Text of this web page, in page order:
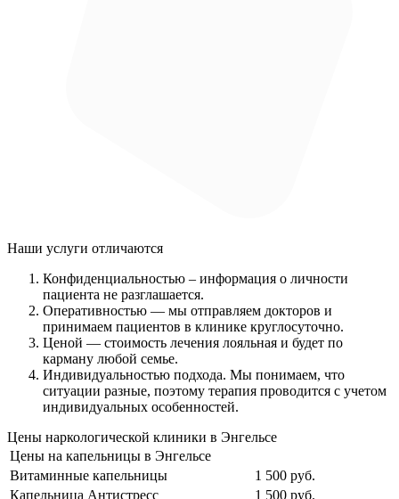
Наши услуги отличаются
Конфиденциальностью – информация о личности
пациента не разглашается.
Оперативностью — мы отправляем докторов и
принимаем пациентов в клинике круглосуточно.
Ценой — стоимость лечения лояльная и будет по
карману любой семье.
Индивидуальностью подхода. Мы понимаем, что
ситуации разные, поэтому терапия проводится с учетом
индивидуальных особенностей.
Цены наркологической клиники в Энгельсе
Цены на капельницы в Энгельсе
Витаминные капельницы
1 500 руб.
Капельница Антистресс
1 500 руб.